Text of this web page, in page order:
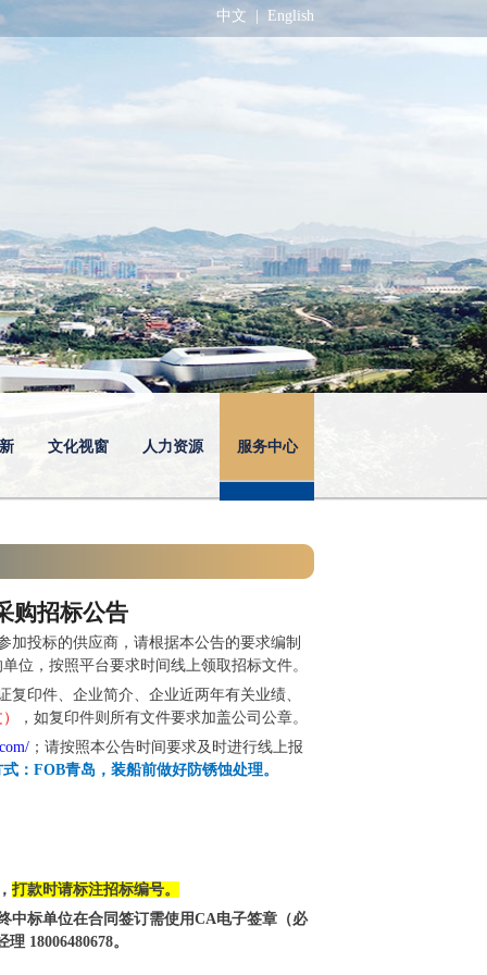
中文 English
文化视窗 人力资源 服务中心
购招标公告
加投标的供应商，请根据本公告的要求编制
位，按照平台要求时间线上领取招标文件。
复印件、企业简介、企业近两年有关业绩、
，如复印件则所有文件要求加盖公司公章。
；请按照本公告时间要求及时进行线上报
：FOB青岛，装船前做好防锈蚀处理。
打款时请标注招标编号。
中标单位在合同签订需使用CA电子签章（必
18006480678。